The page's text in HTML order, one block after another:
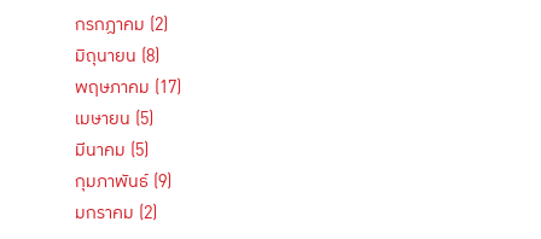
กรกฎาคม (2)
มิถุนายน (8)
พฤษภาคม (17)
เมษายน (5)
มีนาคม (5)
กุมภาพันธ์ (9)
มกราคม (2)